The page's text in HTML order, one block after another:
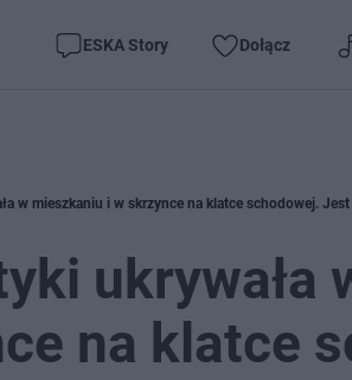
ESKA Story Dołącz
w mieszkaniu i w skrzynce na klatce schodowej.
ukrywała
na klatce